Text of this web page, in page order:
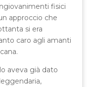
fisici
approccio che
si era
caro agli amanti
aveva già dato